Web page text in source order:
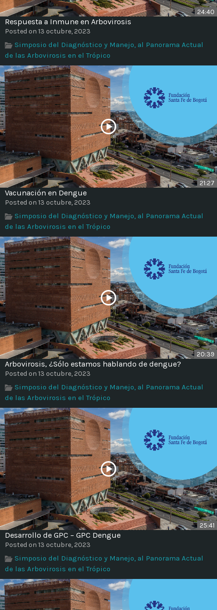
24:40
Respuesta a Inmune en Arbovirosis
Posted on 13 octubre, 2023
Simposio del Diagnóstico y Manejo, al Panorama Actual
de las Arbovirosis en el Trópico
21:27
Vacunación en Dengue
Posted on 13 octubre, 2023
Simposio del Diagnóstico y Manejo, al Panorama Actual
de las Arbovirosis en el Trópico
20:39
Arbovirosis, ¿Sólo estamos hablando de dengue?
Posted on 13 octubre, 2023
Simposio del Diagnóstico y Manejo, al Panorama Actual
de las Arbovirosis en el Trópico
25:41
Desarrollo de GPC – GPC Dengue
Posted on 13 octubre, 2023
Simposio del Diagnóstico y Manejo, al Panorama Actual
de las Arbovirosis en el Trópico